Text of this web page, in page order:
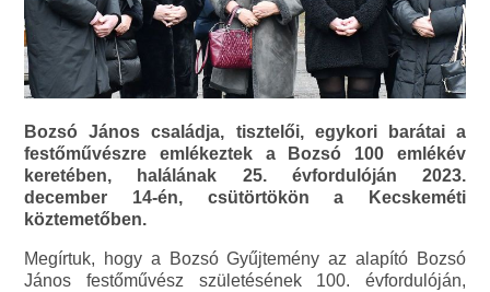
Bozsó János családja, tisztelői, egykori barátai a
festőművészre emlékeztek a Bozsó 100 emlékév
keretében, halálának 25. évfordulóján 2023.
december 14-én, csütörtökön a Kecskeméti
köztemetőben.
Megírtuk, hogy a Bozsó Gyűjtemény az alapító Bozsó
János festőművész születésének 100. évfordulóján,